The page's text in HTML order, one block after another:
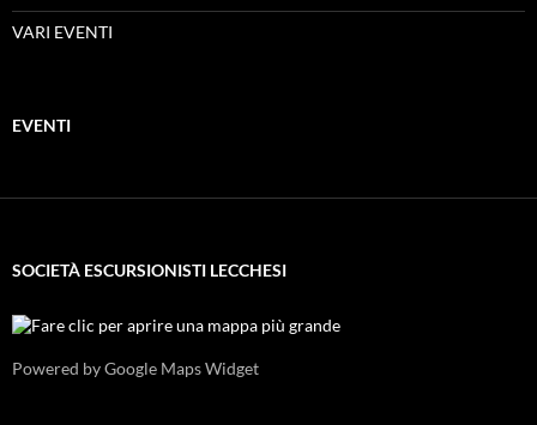
VARI EVENTI
EVENTI
SOCIETÀ ESCURSIONISTI LECCHESI
Powered by Google Maps Widget